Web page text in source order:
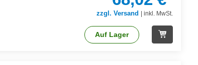
zzgl. Versand |inkl. MwSt.
Auf Lager